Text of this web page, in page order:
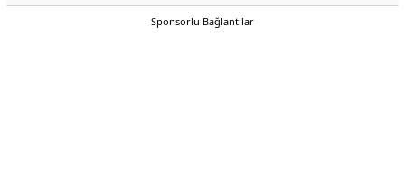
Sponsorlu Bağlantılar